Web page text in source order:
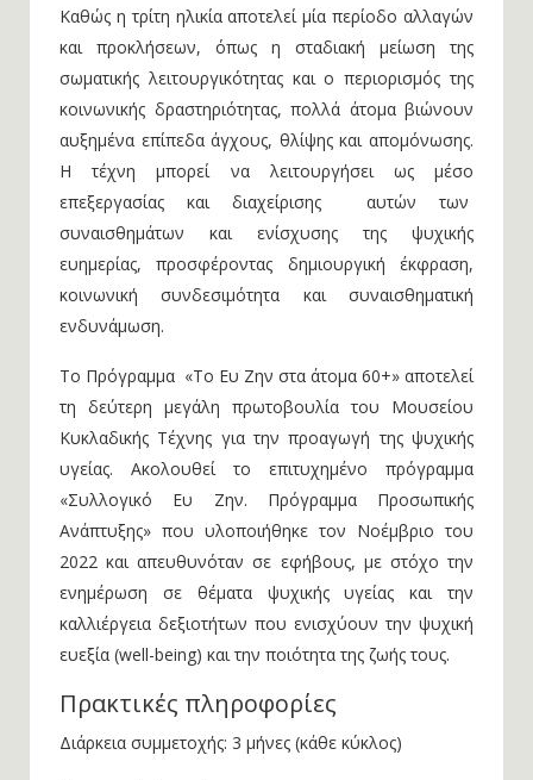
Καθώς η τρίτη ηλικία αποτελεί μία περίοδο αλλαγών
και προκλήσεων, όπως η σταδιακή μείωση της
σωματικής λειτουργικότητας και ο περιορισμός της
κοινωνικής δραστηριότητας, πολλά άτομα βιώνουν
αυξημένα επίπεδα άγχους, θλίψης και απομόνωσης.
Η τέχνη μπορεί να λειτουργήσει ως μέσο
επεξεργασίας και διαχείρισης αυτών των
συναισθημάτων και ενίσχυσης της ψυχικής
ευημερίας, προσφέροντας δημιουργική έκφραση,
κοινωνική συνδεσιμότητα και συναισθηματική
ενδυνάμωση.
Το Πρόγραμμα «Το Ευ Ζην στα άτομα 60+» αποτελεί
τη δεύτερη μεγάλη πρωτοβουλία του Μουσείου
Κυκλαδικής Τέχνης για την προαγωγή της ψυχικής
υγείας. Ακολουθεί το επιτυχημένο πρόγραμμα
«Συλλογικό Ευ Ζην. Πρόγραμμα Προσωπικής
Ανάπτυξης» που υλοποιήθηκε τον Νοέμβριο του
2022 και απευθυνόταν σε εφήβους, με στόχο την
ενημέρωση σε θέματα ψυχικής υγείας και την
καλλιέργεια δεξιοτήτων που ενισχύουν την ψυχική
ευεξία (well-being) και την ποιότητα της ζωής τους.
Πρακτικές πληροφορίες
Διάρκεια συμμετοχής: 3 μήνες (κάθε κύκλος)